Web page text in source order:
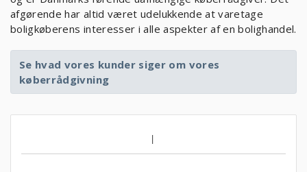
afgørende har altid været udelukkende at varetage
boligkøberens interesser i alle aspekter af en bolighandel.
Se hvad vores kunder siger om vores
køberrådgivning